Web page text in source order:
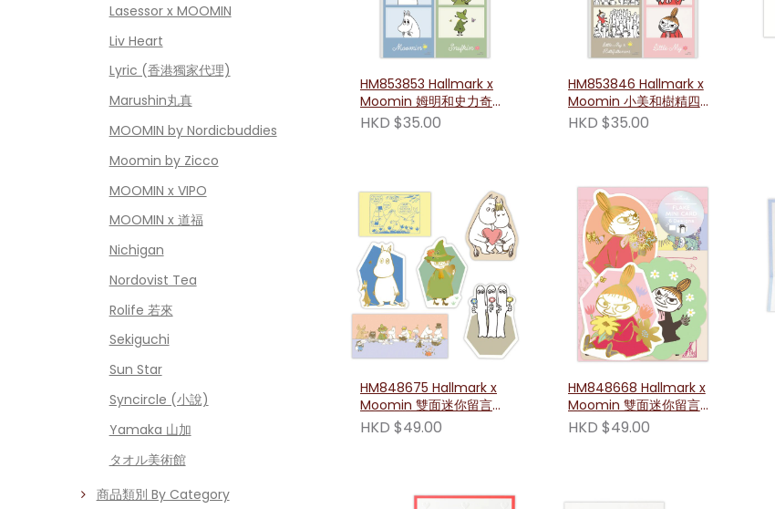
Lasessor x MOOMIN
Liv Heart
Lyric (香港獨家代理)
Marushin丸真
MOOMIN by Nordicbuddies
Moomin by Zicco
MOOMIN x VIPO
MOOMIN x 道福
Nichigan
Nordovist Tea
Rolife 若來
Sekiguchi
Sun Star
Syncircle (小說)
Yamaka 山加
タオル美術館
商品類別 By Category
HM853853 Hallmark x
Moomin 姆明和史力奇四
格貼紙
HKD $35.00
HM853846 Hallmark x
Moomin 小美和樹精四格
貼紙
HKD $35.00
HM848675 Hallmark x
Moomin 雙面迷你留言卡
(六款姆明角色造型)
HKD $49.00
HM848668 Hallmark x
Moomin 雙面迷你留言卡
(小美造型及姆明角色)
HKD $49.00